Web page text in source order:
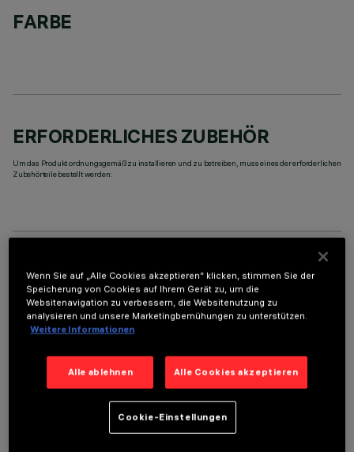
FARBE
ERFORDERLICHES ZUBEHÖR
Um das Produkt ordnungsgemäß zu installieren und zu betreiben, muss eines der erforderlichen
Zubehörteile bestellt werden:
TECHNISCHE DATEN
LETZTES UPDATE: 05.08.2026
BESCHREIBUNG
Miniaturisierte, viereckige Einbauleuchte mit 9 optischen
kompakten Größe der Leuchte sorgt die patentierte
Technologie des optischen Systems für einen effizienten
Lichtfluss, hohen Sehkomfort und geringe Blendung.
Wenn Sie auf „Alle Cookies akzeptieren“ klicken, stimmen Sie der
Speicherung von Cookies auf Ihrem Gerät zu, um die
Websitenavigation zu verbessern, die Websitenutzung zu
analysieren und unsere Marketingbemühungen zu unterstützen.
Weitere Informationen
Alle ablehnen Alle Cookies akzeptieren
Cookie-Einstellungen